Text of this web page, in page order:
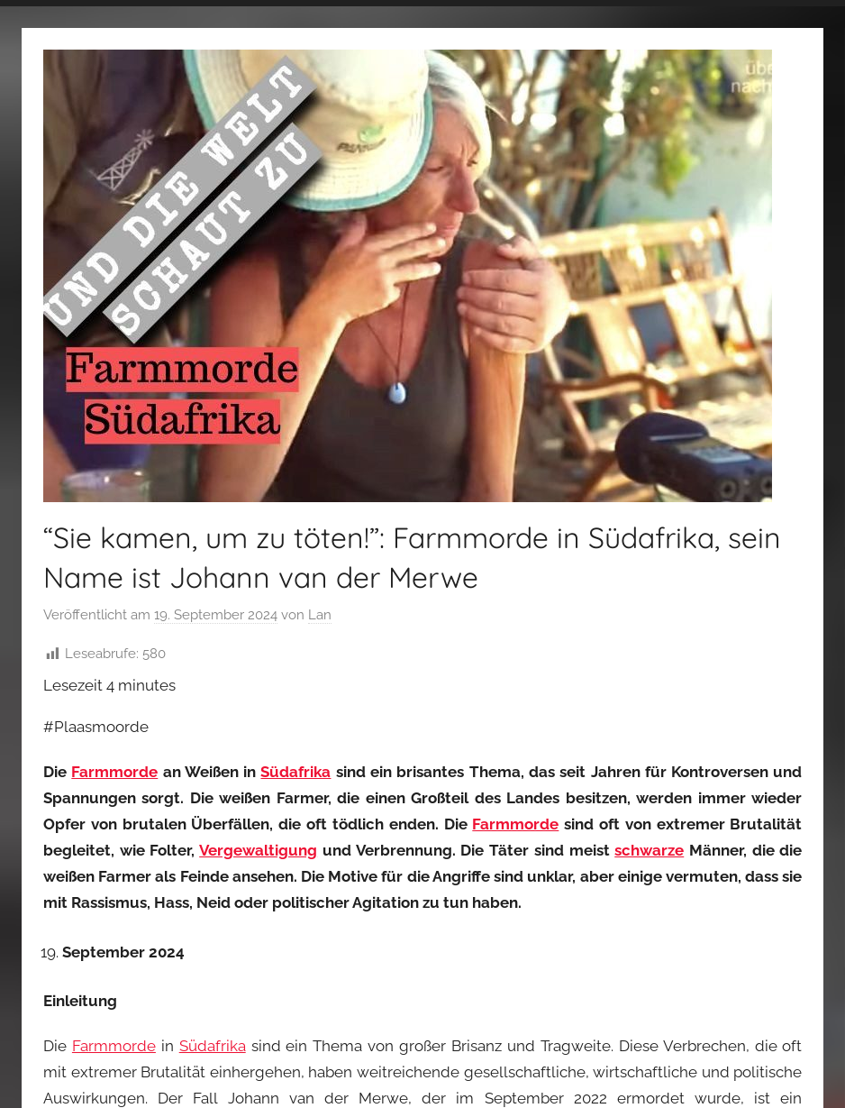
fertig…!
“Sie kamen, um zu töten!”: Farmmorde in Südafrika, sein
Name ist Johann van der Merwe
Veröffentlicht am 19. September 2024 von Lan
Leseabrufe: 580
Lesezeit 4 minutes
#Plaasmoorde
Die Farmmorde an Weißen inSüdafrika sind ein brisantes Thema, das seit Jahren für Kontroversen und
Spannungen sorgt. Die weißen Farmer, die einen Großteil des Landes besitzen, werden immer wieder
Opfer von brutalen Überfällen, die oft tödlich enden. Die Farmmorde sind oft von extremer Brutalität
begleitet, wie Folter,Vergewaltigung und Verbrennung. Die Täter sind meistschwarze Männer, die die
weißen Farmer als Feinde ansehen. Die Motive für die Angriffe sind unklar, aber einige vermuten, dass sie
mit Rassismus, Hass, Neid oder politischer Agitation zu tun haben.
September 2024
Einleitung
Die Farmmordein Südafrikasind ein Thema von großer Brisanz und Tragweite. Diese Verbrechen, die oft
mit extremer Brutalität einhergehen, haben weitreichende gesellschaftliche, wirtschaftliche und politische
Auswirkungen. Der Fall Johann van der Merwe, der im September 2022 ermordet wurde, ist ein